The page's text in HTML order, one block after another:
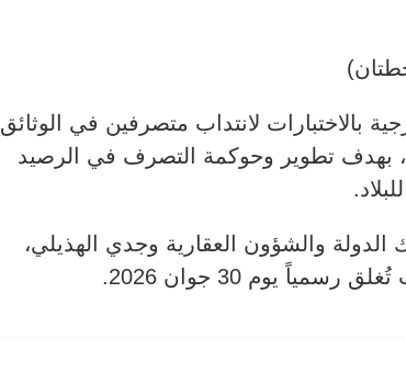
بالاختبارات لانتداب متصرفين في الوثائق
بذات الوزارة لإسناد خطتين (2)، بهدف تطوير وحوكمة التصرف في الرصيد
والشؤون العقارية وجدي الهذيلي،
يوم 30 جوان 2026.